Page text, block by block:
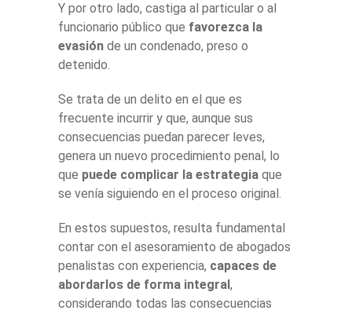
Y por otro lado, castiga al particular o al
funcionario público que favorezca la
evasión de un condenado, preso o
detenido.
Se trata de un delito en el que es
frecuente incurrir y que, aunque sus
consecuencias puedan parecer leves,
genera un nuevo procedimiento penal, lo
que puede complicar la estrategia que
se venía siguiendo en el proceso original.
En estos supuestos, resulta fundamental
contar con el asesoramiento de abogados
penalistas con experiencia, capaces de
abordarlos de forma integral,
considerando todas las consecuencias